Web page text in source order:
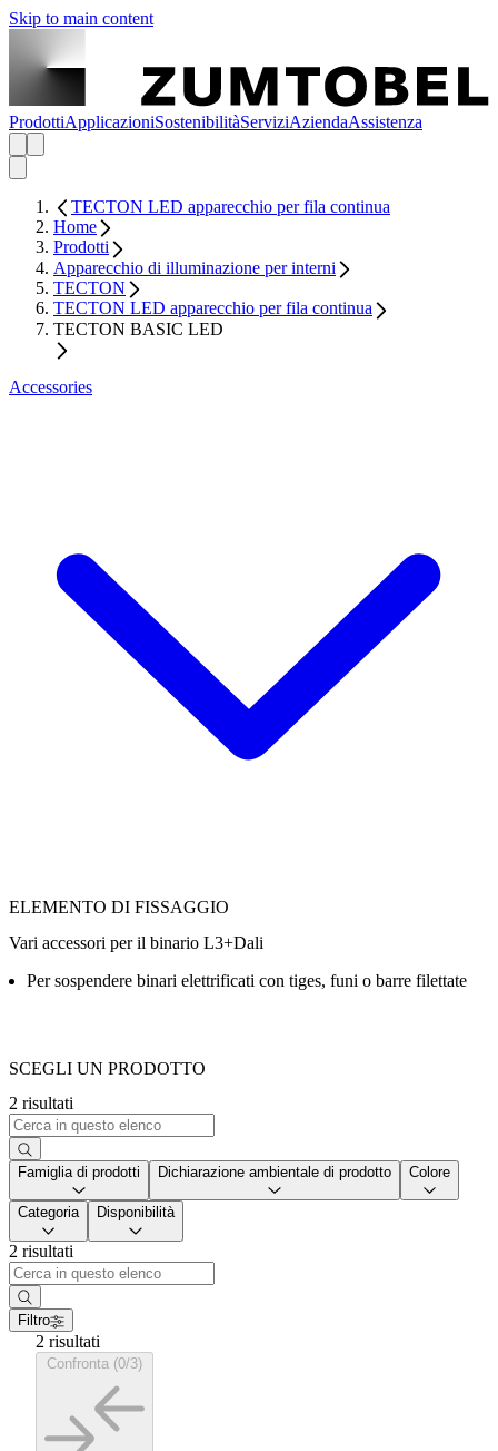
Skip to main content
ProdottiApplicazioniSostenibilitàServiziAziendaAssistenza
TECTON LED apparecchio per fila continua
Home
Prodotti
Apparecchio di illuminazione per interni
TECTON
TECTON LED apparecchio per fila continua
TECTON BASIC LED
Accessories
ELEMENTO DI FISSAGGIO
Vari accessori per il binario L3+Dali
Per sospendere binari elettrificati con tiges, funi o barre filettate
SCEGLI UN PRODOTTO
2 risultati
Famiglia di prodotti Dichiarazione ambientale di prodotto Colore
Categoria Disponibilità
2 risultati
Filtro
2 risultati